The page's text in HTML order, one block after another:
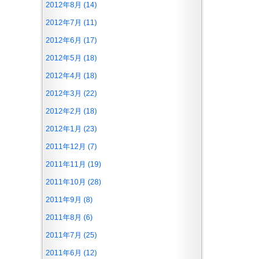
2012年8月 (14)
2012年7月 (11)
2012年6月 (17)
2012年5月 (18)
2012年4月 (18)
2012年3月 (22)
2012年2月 (18)
2012年1月 (23)
2011年12月 (7)
2011年11月 (19)
2011年10月 (28)
2011年9月 (8)
2011年8月 (6)
2011年7月 (25)
2011年6月 (12)